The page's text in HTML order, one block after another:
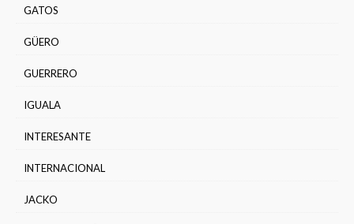
GATOS
GÜERO
GUERRERO
IGUALA
INTERESANTE
INTERNACIONAL
JACKO